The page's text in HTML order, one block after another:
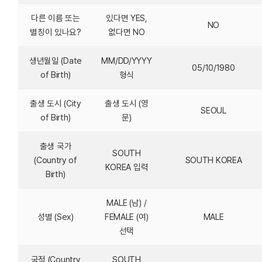
다른 이름 또는
별칭이 있나요?
있다면 YES,
없다면 NO
NO
생년월일 (Date
of Birth)
MM/DD/YYYY
형식
05/10/1980
출생 도시 (City
of Birth)
출생 도시 (영
문)
SEOUL
출생 국가
(Country of
Birth)
SOUTH
KOREA 입력
SOUTH KOREA
성별 (Sex)
MALE (남) /
FEMALE (여)
선택
MALE
국적 (Country
SOUTH